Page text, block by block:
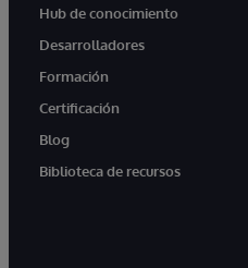
Hub de conocimiento
Desarrolladores
Formación
Certificación
Blog
Biblioteca de recursos